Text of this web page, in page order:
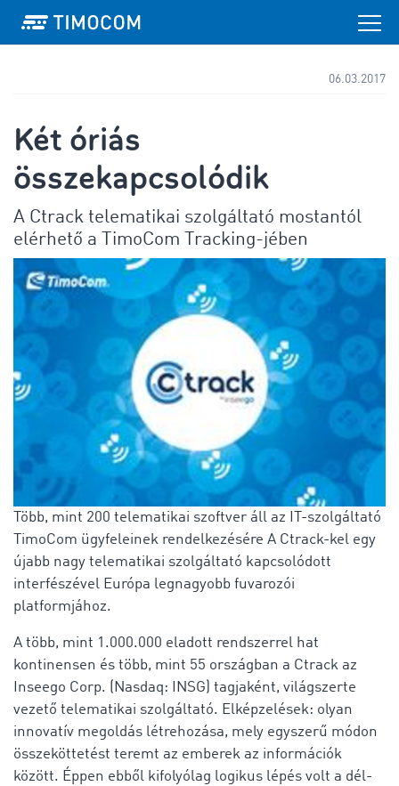
06.03.2017
Két óriás
összekapcsolódik
A Ctrack telematikai szolgáltató mostantól
elérhető a TimoCom Tracking-jében
Több, mint 200 telematikai szoftver áll az IT-szolgáltató
TimoCom ügyfeleinek rendelkezésére A Ctrack-kel egy
újabb nagy telematikai szolgáltató kapcsolódott
interfészével Európa legnagyobb fuvarozói
platformjához.
A több, mint 1.000.000 eladott rendszerrel hat
kontinensen és több, mint 55 országban a Ctrack az
Inseego Corp. (Nasdaq: INSG) tagjaként, világszerte
vezető telematikai szolgáltató. Elképzelések: olyan
innovatív megoldás létrehozása, mely egyszerű módon
összeköttetést teremt az emberek az információk
között. Éppen ebből kifolyólag logikus lépés volt a dél-